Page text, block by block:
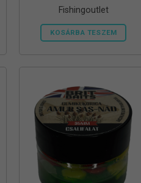
Fishingoutlet
KOSÁRBA TESZEM